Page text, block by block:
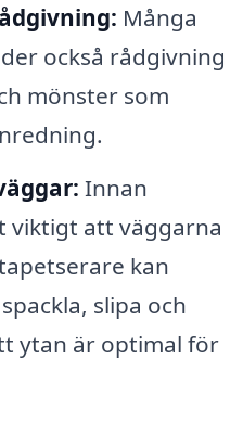
Många
också rådgivning
mönster som
Innan
viktigt att väggarna
kan
slipa och
ytan är optimal för